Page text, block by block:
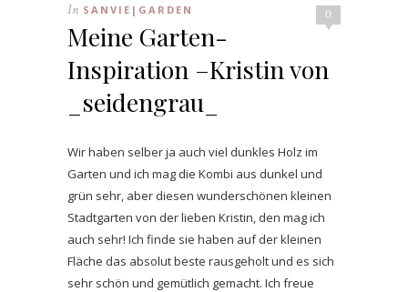
0
In SANVIE|GARDEN
Meine Garten-
Inspiration –Kristin von
_seidengrau_
Wir haben selber ja auch viel dunkles Holz im
Garten und ich mag die Kombi aus dunkel und
grün sehr, aber diesen wunderschönen kleinen
Stadtgarten von der lieben Kristin, den mag ich
auch sehr! Ich finde sie haben auf der kleinen
Fläche das absolut beste rausgeholt und es sich
sehr schön und gemütlich gemacht. Ich freue